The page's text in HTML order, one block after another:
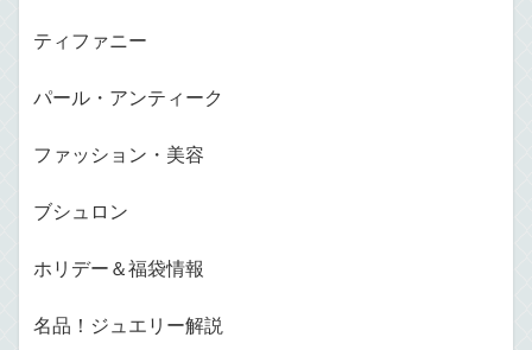
ティファニー
パール・アンティーク
ファッション・美容
ブシュロン
ホリデー＆福袋情報
名品！ジュエリー解説